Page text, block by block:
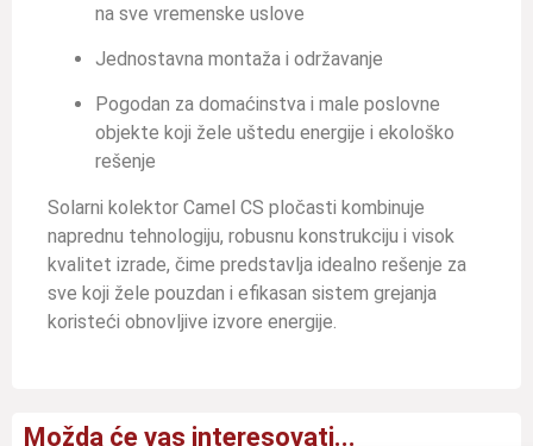
na sve vremenske uslove
Jednostavna montaža i održavanje
Pogodan za domaćinstva i male poslovne
objekte koji žele uštedu energije i ekološko
rešenje
Solarni kolektor Camel CS pločasti kombinuje
naprednu tehnologiju, robusnu konstrukciju i visok
kvalitet izrade, čime predstavlja idealno rešenje za
sve koji žele pouzdan i efikasan sistem grejanja
koristeći obnovljive izvore energije.
Možda će vas interesovati...